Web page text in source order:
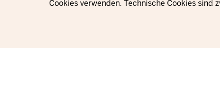
Cookies verwenden. Technische Cookies sind